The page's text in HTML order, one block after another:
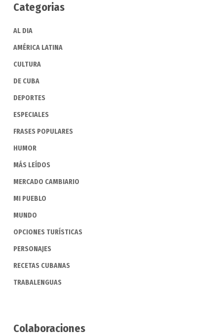
Categorias
AL DIA
AMÉRICA LATINA
CULTURA
DE CUBA
DEPORTES
ESPECIALES
FRASES POPULARES
HUMOR
MÁS LEÍDOS
MERCADO CAMBIARIO
MI PUEBLO
MUNDO
OPCIONES TURÍSTICAS
PERSONAJES
RECETAS CUBANAS
TRABALENGUAS
Colaboraciones